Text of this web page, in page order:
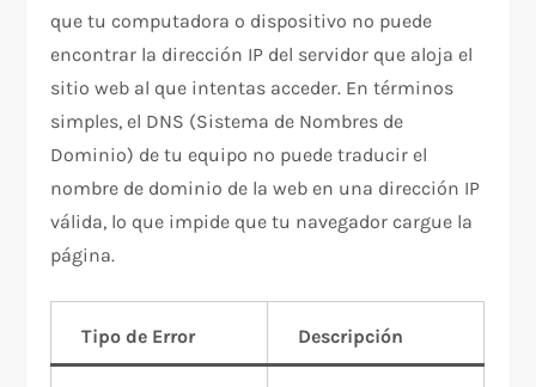
que tu computadora o dispositivo no puede
encontrar la dirección IP del servidor que aloja el
sitio web al que intentas acceder. En términos
simples, el DNS (Sistema de Nombres de
Dominio) de tu equipo no puede traducir el
nombre de dominio de la web en una dirección IP
válida, lo que impide que tu navegador cargue la
página.
Tipo de Error Descripción